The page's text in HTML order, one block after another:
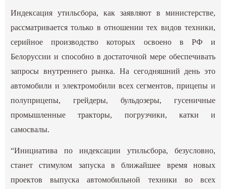
Индексация утильсбора, как заявляют в министерстве,
рассматривается только в отношении тех видов техники,
серийное производство которых освоено в РФ и
Белоруссии и способно в достаточной мере обеспечивать
запросы внутреннего рынка. На сегодняшний день это
автомобили и электромобили всех сегментов, прицепы и
полуприцепы, грейдеры, бульдозеры, гусеничные
промышленные тракторы, погрузчики, катки и
самосвалы.
“Инициатива по индексации утильсбора, безусловно,
станет стимулом запуска в ближайшее время новых
проектов выпуска автомобильной техники во всех